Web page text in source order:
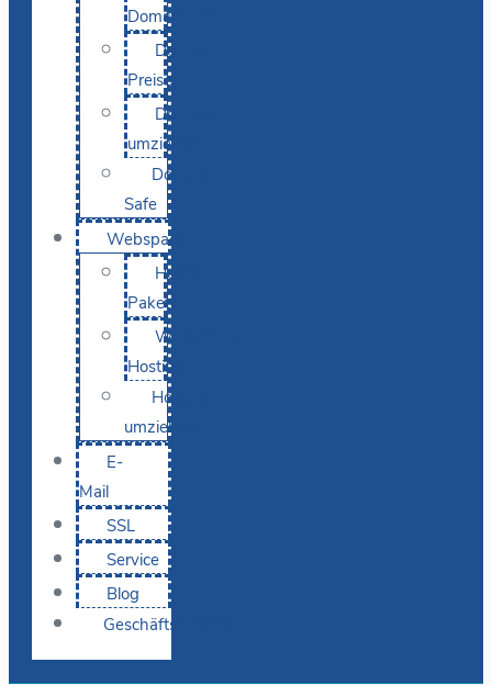
Domainsuche
Domain-
Preise
Domain
umziehen
Domain-
Safe
Webspace
Hosting-
Pakete
WordPress
Hosting
Hosting
umziehen
E-
Mail
SSL
Service
Blog
Geschäftskunden